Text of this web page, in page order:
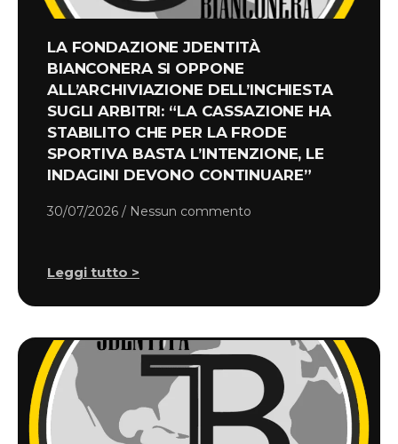
LA FONDAZIONE JDENTITÀ
BIANCONERA SI OPPONE
ALL’ARCHIVIAZIONE DELL’INCHIESTA
SUGLI ARBITRI: “LA CASSAZIONE HA
STABILITO CHE PER LA FRODE
SPORTIVA BASTA L’INTENZIONE, LE
INDAGINI DEVONO CONTINUARE”
30/07/2026 Nessun commento
Leggi tutto >